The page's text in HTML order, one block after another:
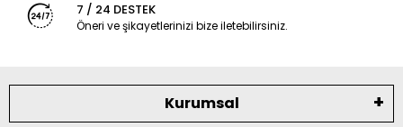
7 / 24 DESTEK
Öneri ve şikayetlerinizi bize iletebilirsiniz.
Kurumsal